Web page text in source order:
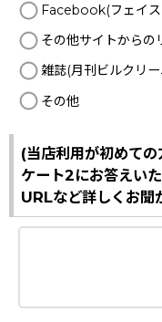
Facebook(フェイス
その他サイトからの
雑誌(月刊ビルクリ
その他
(当店利用が初めて
ケート2にお答えい
URLなど詳しくお聞